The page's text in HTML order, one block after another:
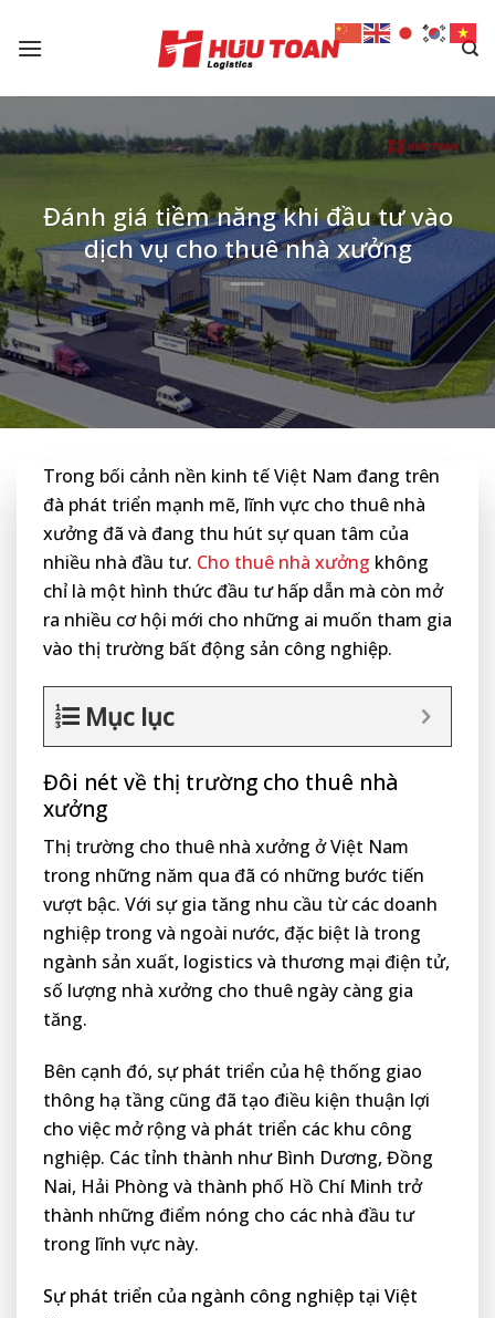
Đánh giá tiềm năng khi đầu tư vào
dịch vụ cho thuê nhà xưởng
Trong bối cảnh nền kinh tế Việt Nam đang trên
đà phát triển mạnh mẽ, lĩnh vực cho thuê nhà
xưởng đã và đang thu hút sự quan tâm của
nhiều nhà đầu tư. Cho thuê nhà xưởng không
chỉ là một hình thức đầu tư hấp dẫn mà còn mở
ra nhiều cơ hội mới cho những ai muốn tham gia
vào thị trường bất động sản công nghiệp.
Mục lục
Đôi nét về thị trường cho thuê nhà
xưởng
Thị trường cho thuê nhà xưởng ở Việt Nam
trong những năm qua đã có những bước tiến
vượt bậc. Với sự gia tăng nhu cầu từ các doanh
nghiệp trong và ngoài nước, đặc biệt là trong
ngành sản xuất, logistics và thương mại điện tử,
số lượng nhà xưởng cho thuê ngày càng gia
tăng.
Bên cạnh đó, sự phát triển của hệ thống giao
thông hạ tầng cũng đã tạo điều kiện thuận lợi
cho việc mở rộng và phát triển các khu công
nghiệp. Các tỉnh thành như Bình Dương, Đồng
Nai, Hải Phòng và thành phố Hồ Chí Minh trở
thành những điểm nóng cho các nhà đầu tư
trong lĩnh vực này.
Sự phát triển của ngành công nghiệp tại Việt